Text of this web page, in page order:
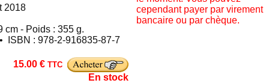
2018
cm - Poids : 355 g.
ISBN : 978-2-916835-87-7
15.00 € TTC
En stock
cependant payer par virement
bancaire ou par chèque.